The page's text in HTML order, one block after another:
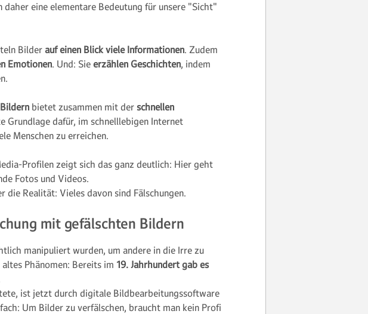
eine elementare Bedeutung für unsere "Sicht"
Bilder auf einen Blick viele Informationen. Zudem
Emotionen. Und: Sie erzählen Geschichten, indem
bietet zusammen mit der schnellen
Grundlage dafür, im schnelllebigen Internet
Menschen zu erreichen.
Profilen zeigt sich das ganz deutlich: Hier geht
Fotos und Videos.
die Realität: Vieles davon sind Fälschungen.
mit gefälschten Bildern
manipuliert wurden, um andere in die Irre zu
Phänomen: Bereits im 19. Jahrhundert gab es
ist jetzt durch digitale Bildbearbeitungssoftware
Um Bilder zu verfälschen, braucht man kein Profi